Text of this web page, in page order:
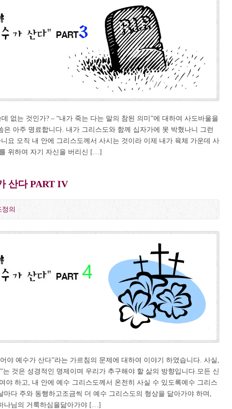
없는 것인가? – “내가 죽는 다는 말의 참된 의미”에 대하여 사도바울을
은 아주 명료합니다. 내가 그리스도와 함께 십자가에 못 박혔나니 그런
요 오직 내 안에 그리스도께서 사시는 것이라 이제 내가 육체 가운데 사
위하여 자기 자신을 버리신 […]
산다 PART IV
정의
야 예수가 산다”라는 가르침의 문제에 대하여 이야기 하였습니다. 사실,
는 것은 성경적인 명제이며 우리가 추구해야 할 삶의 방향입니다.모든 신
야 하고, 내 안에 예수 그리스도께서 온전히 사실 수 있도록예수 그리스
마다 주와 동행하고조금씩 더 예수 그리스도의 형상을 닮아가야 하며,
나님의 거룩하심을닮아가야 […]